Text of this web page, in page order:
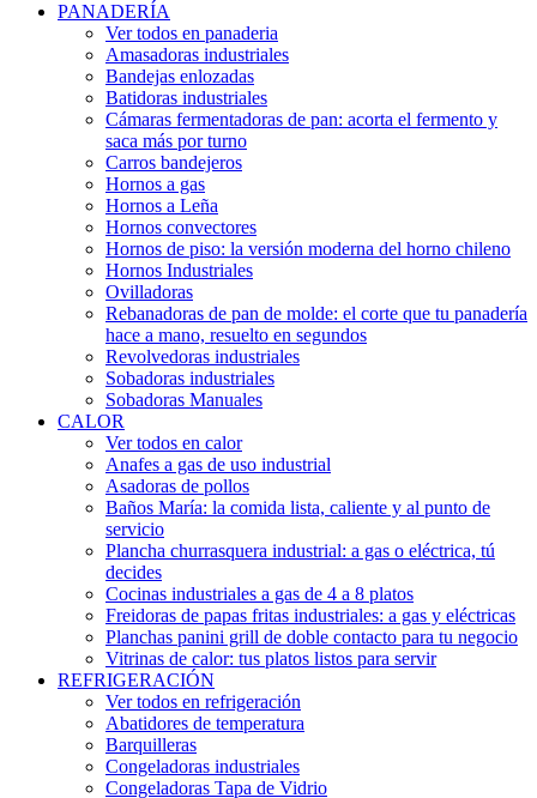
PANADERÍA
Ver todos en panaderia
Amasadoras industriales
Bandejas enlozadas
Batidoras industriales
Cámaras fermentadoras de pan: acorta el fermento y
saca más por turno
Carros bandejeros
Hornos a gas
Hornos a Leña
Hornos convectores
Hornos de piso: la versión moderna del horno chileno
Hornos Industriales
Ovilladoras
Rebanadoras de pan de molde: el corte que tu panadería
hace a mano, resuelto en segundos
Revolvedoras industriales
Sobadoras industriales
Sobadoras Manuales
CALOR
Ver todos en calor
Anafes a gas de uso industrial
Asadoras de pollos
Baños María: la comida lista, caliente y al punto de
servicio
Plancha churrasquera industrial: a gas o eléctrica, tú
decides
Cocinas industriales a gas de 4 a 8 platos
Freidoras de papas fritas industriales: a gas y eléctricas
Planchas panini grill de doble contacto para tu negocio
Vitrinas de calor: tus platos listos para servir
REFRIGERACIÓN
Ver todos en refrigeración
Abatidores de temperatura
Barquilleras
Congeladoras industriales
Congeladoras Tapa de Vidrio